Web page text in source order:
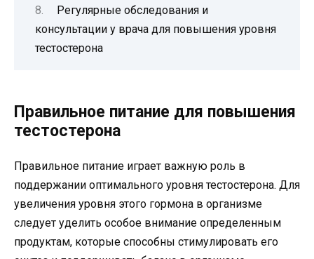
Регулярные обследования и
консультации у врача для повышения уровня
тестостерона
Правильное питание для повышения
тестостерона
Правильное питание играет важную роль в
поддержании оптимального уровня тестостерона. Для
увеличения уровня этого гормона в организме
следует уделить особое внимание определенным
продуктам, которые способны стимулировать его